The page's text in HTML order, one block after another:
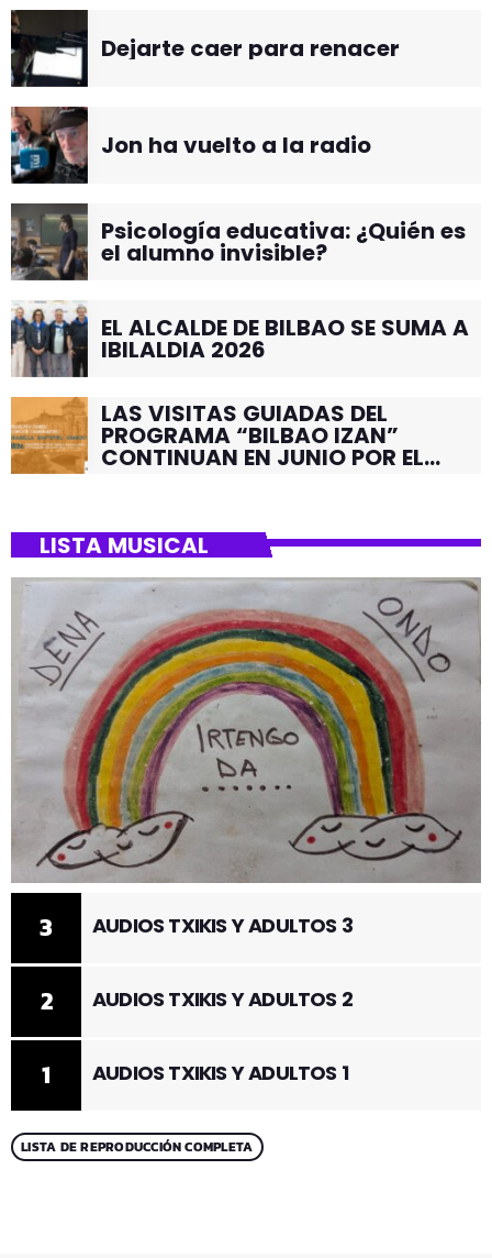
Dejarte caer para renacer
Jon ha vuelto a la radio
Psicología educativa: ¿Quién es
el alumno invisible?
EL ALCALDE DE BILBAO SE SUMA A
IBILALDIA 2026
LAS VISITAS GUIADAS DEL
PROGRAMA “BILBAO IZAN”
CONTINUAN EN JUNIO POR EL
LISTA MUSICAL
1 AUDIOS TXIKIS Y ADULTOS 1
2 AUDIOS TXIKIS Y ADULTOS 2
3 AUDIOS TXIKIS Y ADULTOS 3
LISTA DE REPRODUCCIÓN COMPLETA